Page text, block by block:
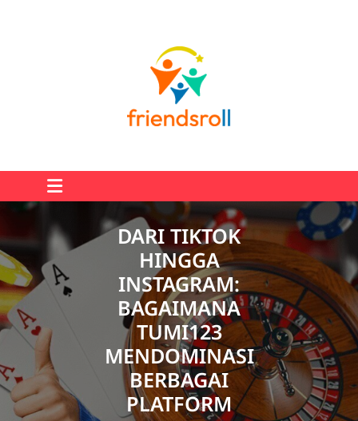
DARI TIKTOK
HINGGA
INSTAGRAM:
BAGAIMANA
TUMI123
MENDOMINASI
BERBAGAI
PLATFORM